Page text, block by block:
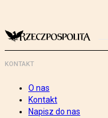
KONTAKT
O nas
Kontakt
Napisz do nas